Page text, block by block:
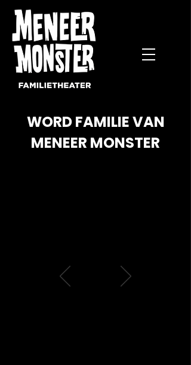
WORD FAMILIE VAN
MENEER MONSTER